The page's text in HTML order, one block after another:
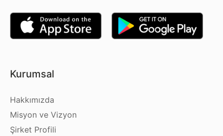
Kurumsal
Hakkımızda
Misyon ve Vizyon
Şirket Profili